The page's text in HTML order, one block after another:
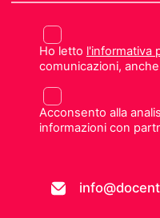
Ho letto l'informativa
comunicazioni,
Acconsento alla
informazioni con